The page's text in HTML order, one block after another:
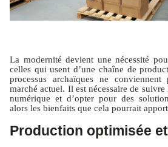
La modernité devient une nécessité
celles qui usent d’une chaîne de
processus archaïques ne
marché actuel. Il est nécessaire de
numérique et d’opter pour des
alors les bienfaits que cela pourrait
Production optimisée